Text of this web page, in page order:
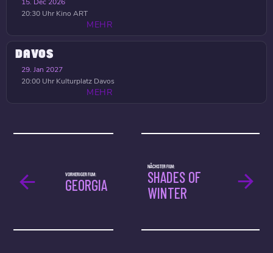
20:30 Uhr Kino ART
MEHR
DAVOS
29. Jan 2027
20:00 Uhr Kulturplatz Davos
MEHR
NÄCHSTER FILM:
SHADES OF
WINTER
VORHERIGER FILM:
GEORGIA